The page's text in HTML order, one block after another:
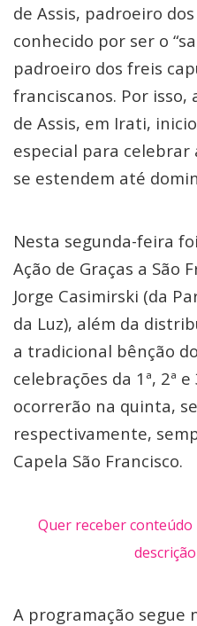
de Assis, padroeiro
conhecido por ser o
padroeiro dos freis
franciscanos. Por isso,
de Assis, em Irati,
especial para celebrar
se estendem até
Nesta segunda-feira
Ação de Graças a São
Jorge Casimirski (da
da Luz), além da
a tradicional bênção
celebrações da 1ª, 2ª
ocorrerão na quinta,
respectivamente,
Capela São Francisco.
Quer receber conteúdo
A programação segue